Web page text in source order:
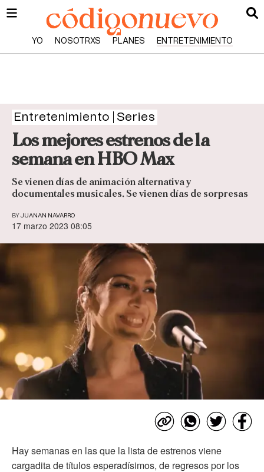
YO NOSOTRXS PLANES ENTRETENIMIENTO
Entretenimiento Series
Los mejores estrenos de la
semana en HBO Max
Se vienen días de animación alternativa y
documentales musicales. Se vienen días de sorpresas
BY JUANAN NAVARRO
17 marzo 2023 08:05
Hay semanas en las que la lista de estrenos viene
cargadita de títulos esperadísimos, de regresos por los